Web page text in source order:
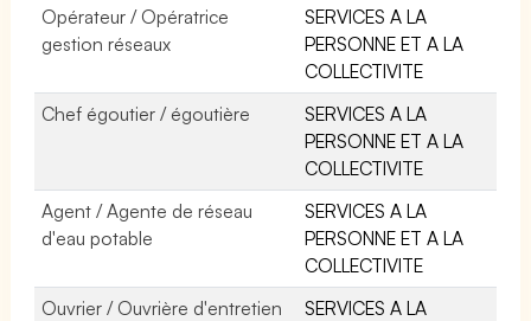
Opérateur / Opératrice
gestion réseaux
SERVICES A LA
PERSONNE ET A LA
COLLECTIVITE
Chef égoutier / égoutière
SERVICES A LA
PERSONNE ET A LA
COLLECTIVITE
Agent / Agente de réseau
d'eau potable
SERVICES A LA
PERSONNE ET A LA
COLLECTIVITE
Ouvrier / Ouvrière d'entretien
SERVICES A LA